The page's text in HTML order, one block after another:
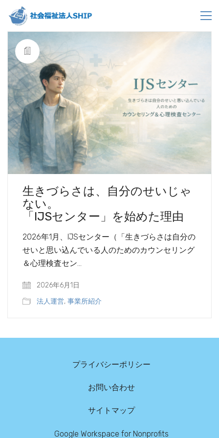
生きづらさは、自分のせいじゃ
ない。
「IJSセンター」を始めた理由
2026年1月、IJSセンター（「生きづらさは自分の
せいと思い込んでいる人のためのカウンセリング
＆心理検査セン…
2026年6月1日
法人運営, 事業所紹介
プライバシーポリシー
お問い合わせ
サイトマップ
Google Workspace for Nonprofits